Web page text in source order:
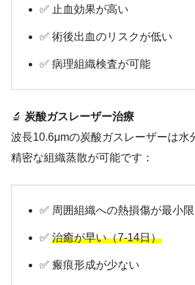
✅ 止血効果が高い
✅ 術後出血のリスクが低い
✅ 病理組織検査が可能
🔬 炭酸ガスレーザー治療
波長10.6μmの炭酸ガスレーザーは水
精密な組織蒸散が可能です：
✅ 周囲組織への熱損傷が最小限
✅ 治癒が早い（7-14日）
✅ 瘢痕形成が少ない